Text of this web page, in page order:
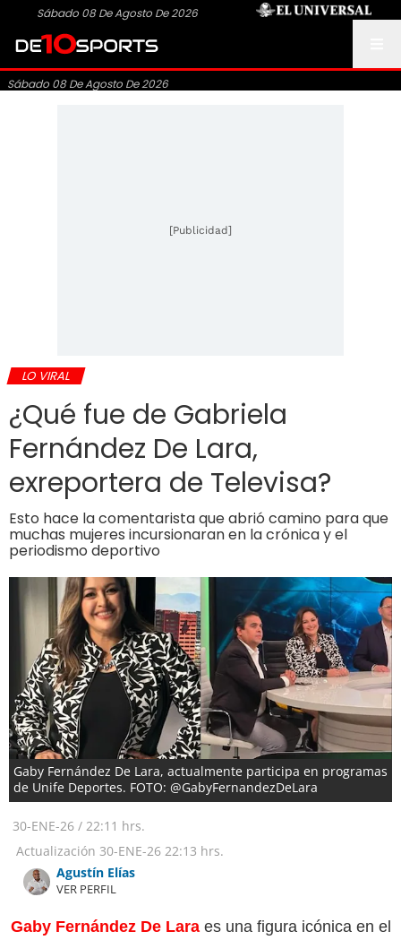
Sábado 08 De Agosto De 2026
Sábado 08 De Agosto De 2026
[Publicidad]
LO VIRAL
¿Qué fue de Gabriela
Fernández De Lara,
exreportera de Televisa?
Esto hace la comentarista que abrió camino para que
muchas mujeres incursionaran en la crónica y el
periodismo deportivo
Gaby Fernández De Lara, actualmente participa en programas
de Unife Deportes. FOTO: @GabyFernandezDeLara
30-ENE-26 / 22:11 hrs.
Actualización 30-ENE-26 22:13 hrs.
Agustín Elías
VER PERFIL
Gaby Fernández De Lara es una figura icónica en el